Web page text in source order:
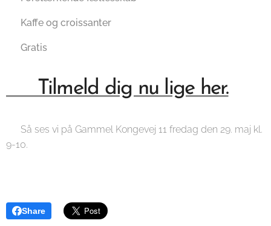
🤤 Kaffe og croissanter
🤲 Gratis
👉 Tilmeld dig nu lige her.
📅 Så ses vi på Gammel Kongevej 11 fredag den 29. maj kl.
9-10.
Share